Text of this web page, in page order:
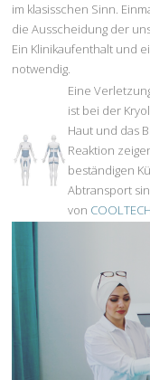
im klasisschen Sinn.
die Ausscheidung der
Ein Klinikaufenthalt und
notwendig.
Eine
ist bei der
Haut und das
Reaktion
beständigen
Abtransport
von COOLTECH